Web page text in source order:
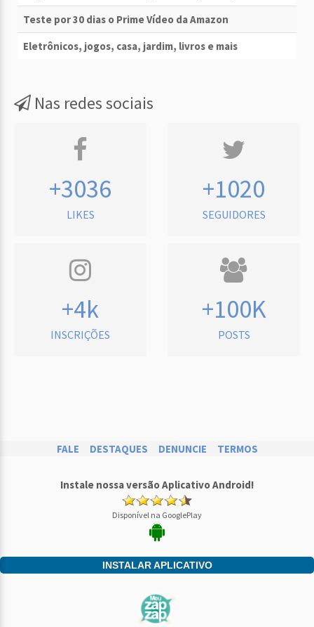
Teste por 30 dias o Prime Vídeo da Amazon
Eletrônicos, jogos, casa, jardim, livros e mais
Nas redes sociais
+3036
LIKES
+1020
SEGUIDORES
+4k
INSCRIÇÕES
+100K
POSTS
FALE DESTAQUES DENUNCIE TERMOS
Instale nossa versão Aplicativo Android!
Disponível na GooglePlay
INSTALAR APLICATIVO